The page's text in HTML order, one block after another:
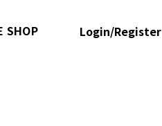
SHOP Login/Register